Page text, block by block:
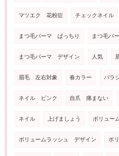
マツエク 花粉症 チェックネイル
まつ毛パーマ ぱっちり まつ毛パ
まつ毛パーマ デザイン 人気
眉毛 左右対象 春カラー パラ
ネイル ピンク 自爪 痛まない
ネイル 上げましょう ボリュー
ボリュームラッシュ デザイン ボ